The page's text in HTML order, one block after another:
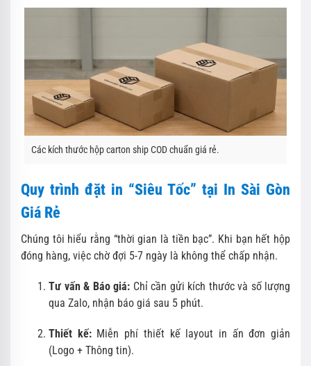
Các kích thước hộp carton ship COD chuẩn giá rẻ.
Quy trình đặt in “Siêu Tốc” tại In Sài Gòn
Giá Rẻ
Chúng tôi hiểu rằng “thời gian là tiền bạc”. Khi bạn hết hộp
đóng hàng, việc chờ đợi 5-7 ngày là không thể chấp nhận.
Tư vấn & Báo giá: Chỉ cần gửi kích thước và số lượng
qua Zalo, nhận báo giá sau 5 phút.
Thiết kế:Miễn phí thiết kế layout in ấn đơn giản
(Logo + Thông tin).